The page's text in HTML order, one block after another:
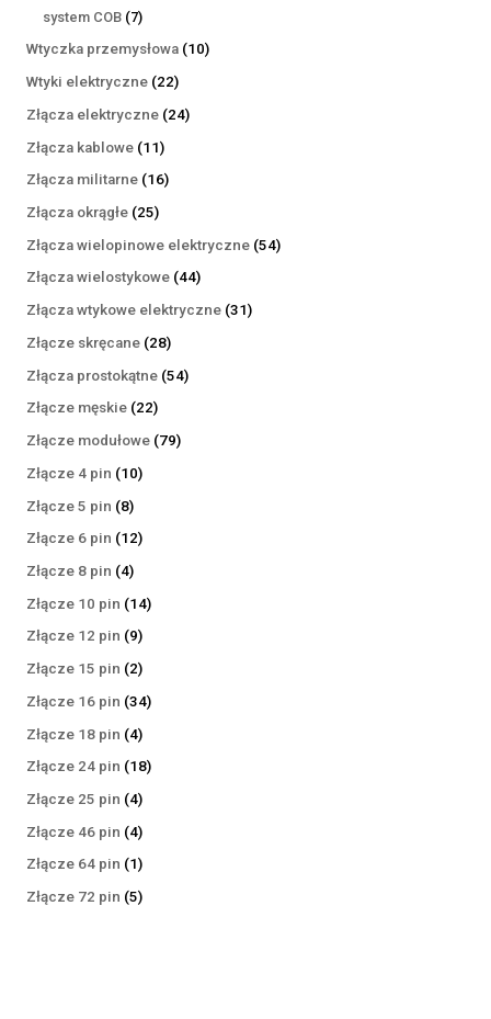
system COB 77
produktów
Wtyczka przemysłowa 1010
Wtyki elektryczne 2222
produkty
Złącza elektryczne 2424
Złącza kablowe 1111
produktów
Złącza militarne 1616
Złącza okrągłe 2525
produktów
Złącza wielopinowe elektryczne 5454
Złącza wielostykowe 4444
produkty
Złącza wtykowe elektryczne 3131
Złącze skręcane 2828
produktów
Złącza prostokątne 5454
Złącze męskie 2222
produkty
Złącze modułowe 7979
Złącze 4 pin 1010
Złącze 5 pin 88
produktów
Złącze 6 pin 1212
Złącze 8 pin 44
produkty
Złącze 10 pin 1414
Złącze 12 pin 99
produktów
Złącze 15 pin 22
produkty
Złącze 16 pin 3434
Złącze 18 pin 44
produkty
Złącze 24 pin 1818
Złącze 25 pin 44
produkty
Złącze 46 pin 44
produkty
Złącze 64 pin 11
produkt
Złącze 72 pin 55